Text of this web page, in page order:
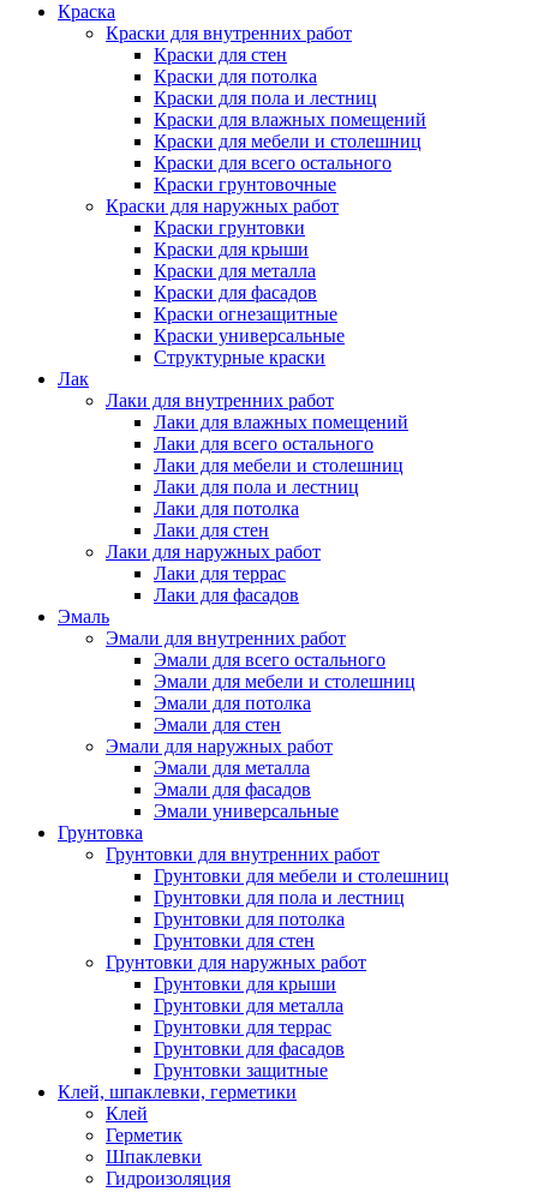
Краска
Краски для внутренних работ
Краски для стен
Краски для потолка
Краски для пола и лестниц
Краски для влажных помещений
Краски для мебели и столешниц
Краски для всего остального
Краски грунтовочные
Краски для наружных работ
Краски грунтовки
Краски для крыши
Краски для металла
Краски для фасадов
Краски огнезащитные
Краски универсальные
Структурные краски
Лак
Лаки для внутренних работ
Лаки для влажных помещений
Лаки для всего остального
Лаки для мебели и столешниц
Лаки для пола и лестниц
Лаки для потолка
Лаки для стен
Лаки для наружных работ
Лаки для террас
Лаки для фасадов
Эмаль
Эмали для внутренних работ
Эмали для всего остального
Эмали для мебели и столешниц
Эмали для потолка
Эмали для стен
Эмали для наружных работ
Эмали для металла
Эмали для фасадов
Эмали универсальные
Грунтовка
Грунтовки для внутренних работ
Грунтовки для мебели и столешниц
Грунтовки для пола и лестниц
Грунтовки для потолка
Грунтовки для стен
Грунтовки для наружных работ
Грунтовки для крыши
Грунтовки для металла
Грунтовки для террас
Грунтовки для фасадов
Грунтовки защитные
Клей, шпаклевки, герметики
Клей
Герметик
Шпаклевки
Гидроизоляция